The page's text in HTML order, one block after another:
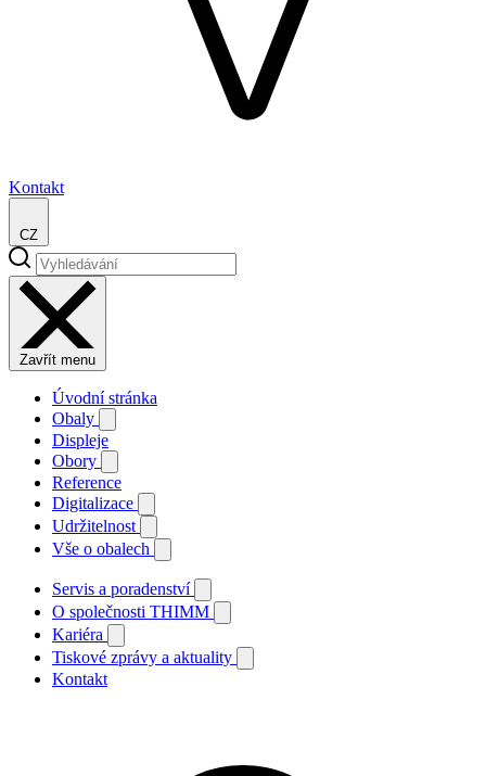
Kontakt
CZ
Zavřít menu
Úvodní stránka
Obaly
Displeje
Obory
Reference
Digitalizace
Udržitelnost
Vše o obalech
Servis a poradenství
O společnosti THIMM
Kariéra
Tiskové zprávy a aktuality
Kontakt